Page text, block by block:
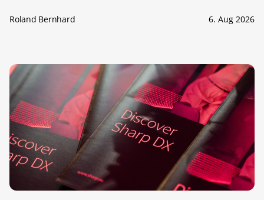
Roland Bernhard 6. Aug 2026